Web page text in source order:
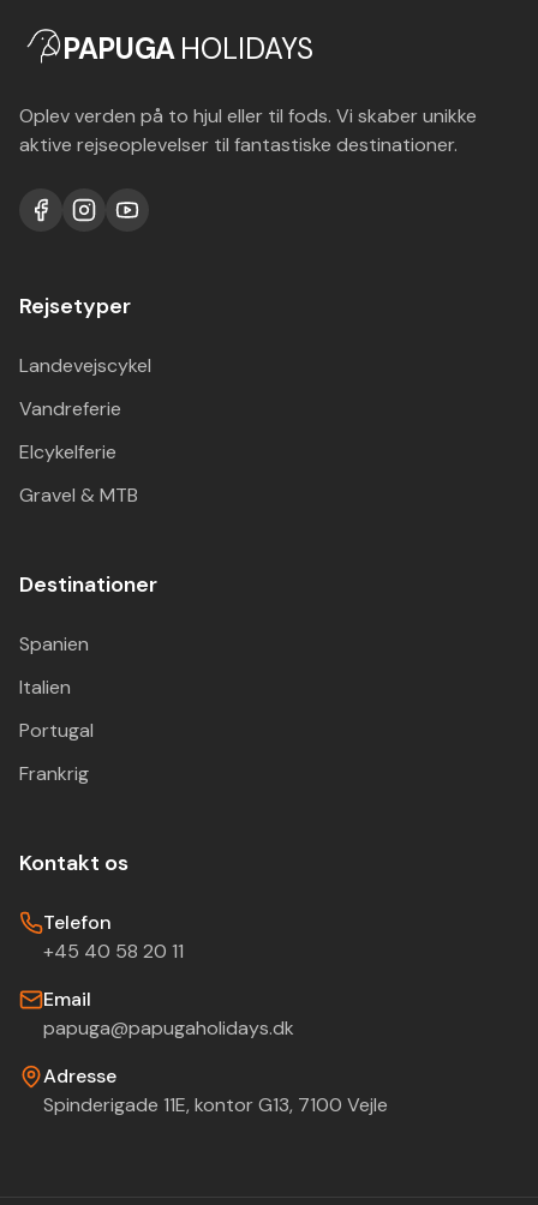
PAPUGA HOLIDAYS
Oplev verden på to hjul eller til fods. Vi skaber unikke
aktive rejseoplevelser til fantastiske destinationer.
Rejsetyper
Landevejscykel
Vandreferie
Elcykelferie
Gravel & MTB
Destinationer
Spanien
Italien
Portugal
Frankrig
Kontakt os
Telefon
+45 40 58 20 11
Email
papuga@papugaholidays.dk
Adresse
Spinderigade 11E, kontor G13, 7100 Vejle